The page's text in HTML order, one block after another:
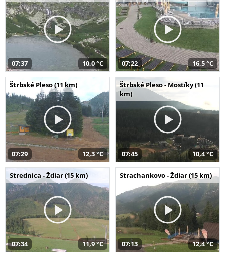
07:37 10,0 °C 07:22 16,5 °C
Štrbské Pleso (11 km)
07:29 12,3 °C
Štrbské Pleso - Mostíky (11
km)
07:45 10,4 °C
Strednica - Ždiar (15 km)
07:34 11,9 °C
Strachankovo - Ždiar (15 km)
07:13 12,4 °C